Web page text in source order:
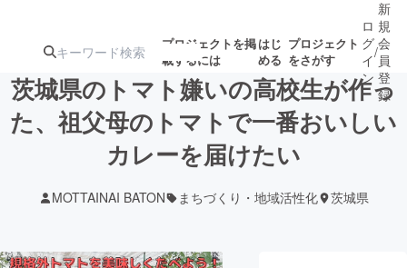
プロジェクトを掲
載するには
はじ
める
プロジェクト
をさがす
注目のリ 注目の新着プロ募集終了が近いプ
ロジェクト
ロ
グ
イ
ン
/
新
規
会
員
登
録
茨城県のトマト嫌いの高校生が作っ
た、祖父母のトマトで一番おいしい
カレーを届けたい
MOTTAINAI BATON まちづくり・地域活性化 茨城県